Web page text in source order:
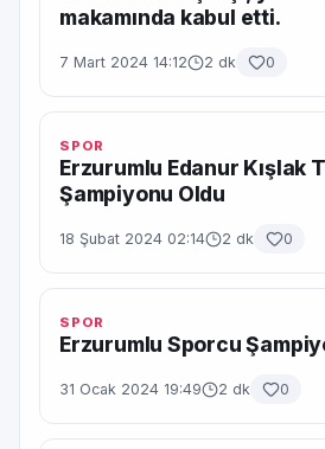
makamında kabul etti.
7 Mart 2024 14:12 2 dk 0
SPOR
Erzurumlu Edanur Kışlak
Şampiyonu Oldu
18 Şubat 2024 02:14 2 dk 0
SPOR
Erzurumlu Sporcu
31 Ocak 2024 19:49 2 dk 0